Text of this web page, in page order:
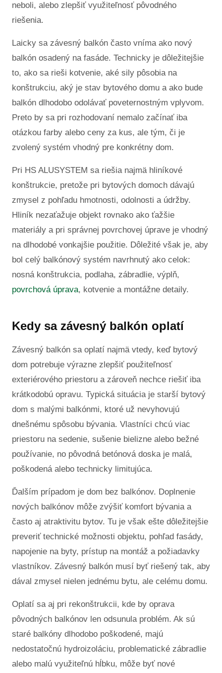
neboli, alebo zlepšiť využiteľnosť pôvodného
riešenia.
Laicky sa závesný balkón často vníma ako nový
balkón osadený na fasáde. Technicky je dôležitejšie
to, ako sa rieši kotvenie, aké sily pôsobia na
konštrukciu, aký je stav bytového domu a ako bude
balkón dlhodobo odolávať poveternostným vplyvom.
Preto by sa pri rozhodovaní nemalo začínať iba
otázkou farby alebo ceny za kus, ale tým, či je
zvolený systém vhodný pre konkrétny dom.
Pri HS ALUSYSTEM sa riešia najmä hliníkové
konštrukcie, pretože pri bytových domoch dávajú
zmysel z pohľadu hmotnosti, odolnosti a údržby.
Hliník nezaťažuje objekt rovnako ako ťažšie
materiály a pri správnej povrchovej úprave je vhodný
na dlhodobé vonkajšie použitie. Dôležité však je, aby
bol celý balkónový systém navrhnutý ako celok:
nosná konštrukcia, podlaha, zábradlie, výplň,
povrchová úprava, kotvenie a montážne detaily.
Kedy sa závesný balkón oplatí
Závesný balkón sa oplatí najmä vtedy, keď bytový
dom potrebuje výrazne zlepšiť použiteľnosť
exteriérového priestoru a zároveň nechce riešiť iba
krátkodobú opravu. Typická situácia je starší bytový
dom s malými balkónmi, ktoré už nevyhovujú
dnešnému spôsobu bývania. Vlastníci chcú viac
priestoru na sedenie, sušenie bielizne alebo bežné
používanie, no pôvodná betónová doska je malá,
poškodená alebo technicky limitujúca.
Ďalším prípadom je dom bez balkónov. Doplnenie
nových balkónov môže zvýšiť komfort bývania a
často aj atraktivitu bytov. Tu je však ešte dôležitejšie
preveriť technické možnosti objektu, pohľad fasády,
napojenie na byty, prístup na montáž a požiadavky
vlastníkov. Závesný balkón musí byť riešený tak, aby
dával zmysel nielen jednému bytu, ale celému domu.
Oplatí sa aj pri rekonštrukcii, kde by oprava
pôvodných balkónov len odsunula problém. Ak sú
staré balkóny dlhodobo poškodené, majú
nedostatočnú hydroizoláciu, problematické zábradlie
alebo malú využiteľnú hĺbku, môže byť nové